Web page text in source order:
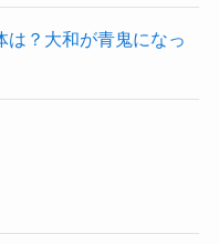
は？大和が青鬼になっ